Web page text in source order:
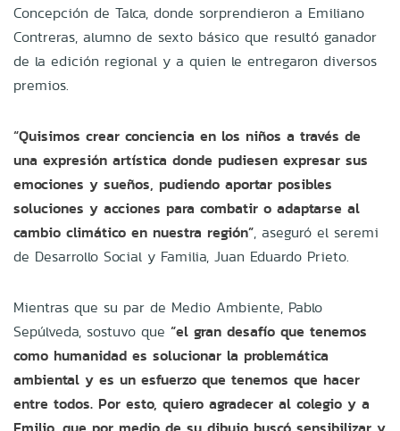
Concepción de Talca, donde sorprendieron a Emiliano
Contreras, alumno de sexto básico que resultó ganador
de la edición regional y a quien le entregaron diversos
premios.
“Quisimos crear conciencia en los niños a través de
una expresión artística donde pudiesen expresar sus
emociones y sueños, pudiendo aportar posibles
soluciones y acciones para combatir o adaptarse al
cambio climático en nuestra región”, aseguró el seremi
de Desarrollo Social y Familia, Juan Eduardo Prieto.
Mientras que su par de Medio Ambiente, Pablo
Sepúlveda, sostuvo que “el gran desafío que tenemos
como humanidad es solucionar la problemática
ambiental y es un esfuerzo que tenemos que hacer
entre todos. Por esto, quiero agradecer al colegio y a